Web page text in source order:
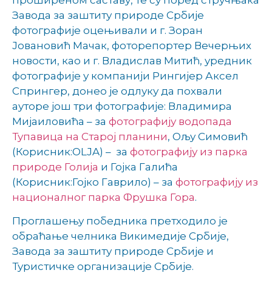
Завода за заштиту природе Србије
фотографије оцењивали и г. Зоран
Јовановић Мачак, фоторепортер Вечерњих
новости, као и г. Владислав Митић, уредник
фотографије у компанији Рингијер Аксел
Спрингер, донео је одлуку да похвали
ауторе још три фотографије: Владимира
Мијаиловића – за фотографију водопада
Тупавица на Старој планини, Ољу Симовић
(Корисник:OLJA) – за фотографију из парка
природе Голија и Гојка Галића
(Корисник:Гојко Гаврило) – за фотографију из
националног парка Фрушка Гора.
Проглашењу победника претходило је
обраћање челника Викимедије Србије,
Завода за заштиту природе Србије и
Туристичке организације Србије.